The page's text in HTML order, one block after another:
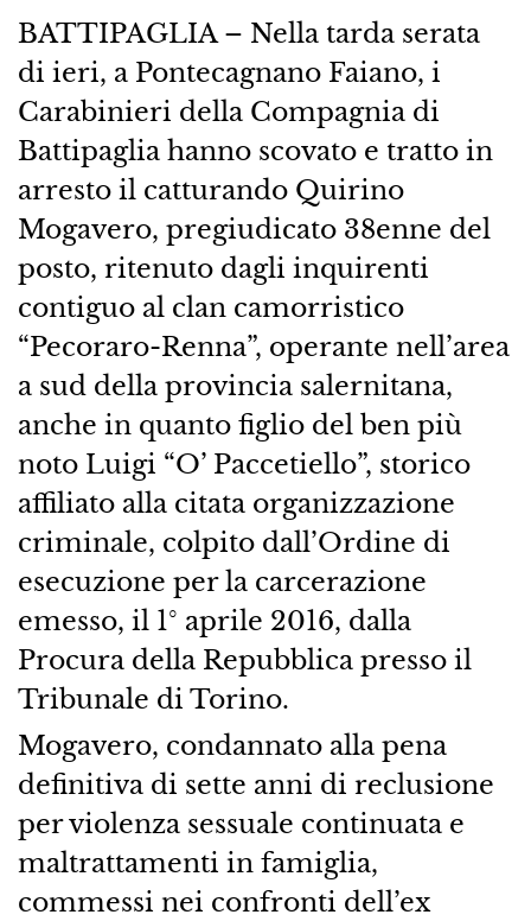
BATTIPAGLIA – Nella tarda serata
di ieri, a Pontecagnano Faiano, i
Carabinieri della Compagnia di
Battipaglia hanno scovato e tratto in
arresto il catturando Quirino
Mogavero, pregiudicato 38enne del
posto, ritenuto dagli inquirenti
contiguo al clan camorristico
“Pecoraro-Renna”, operante nell’area
a sud della provincia salernitana,
anche in quanto figlio del ben più
noto Luigi “O’ Paccetiello”, storico
affiliato alla citata organizzazione
criminale, colpito dall’Ordine di
esecuzione per la carcerazione
emesso, il 1° aprile 2016, dalla
Procura della Repubblica presso il
Tribunale di Torino.
Mogavero, condannato alla pena
definitiva di sette anni di reclusione
per violenza sessuale continuata e
maltrattamenti in famiglia,
commessi nei confronti dell’ex